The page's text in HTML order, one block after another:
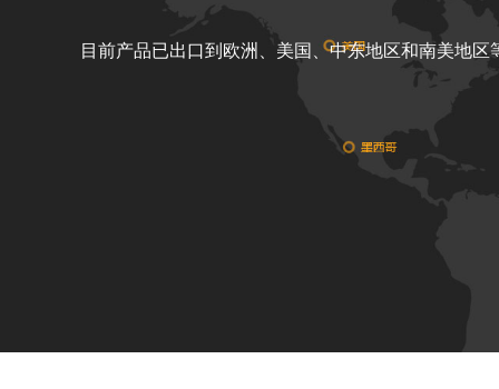
目前产品已出口到欧洲、美国、中东地区和南美地